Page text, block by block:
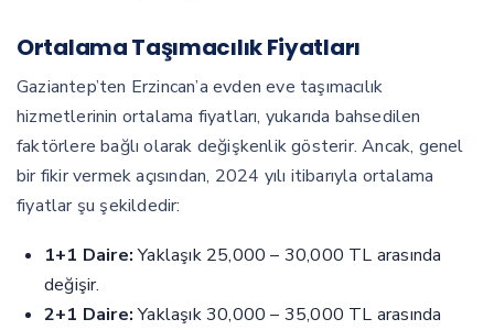
Ortalama Taşımacılık Fiyatları
Gaziantep’ten Erzincan’a evden eve taşımacılık
hizmetlerinin ortalama fiyatları, yukarıda bahsedilen
faktörlere bağlı olarak değişkenlik gösterir. Ancak, genel
bir fikir vermek açısından, 2024 yılı itibarıyla ortalama
fiyatlar şu şekildedir:
1+1 Daire:Yaklaşık 25,000 – 30,000 TL arasında
değişir.
2+1 Daire:Yaklaşık 30,000 – 35,000 TL arasında